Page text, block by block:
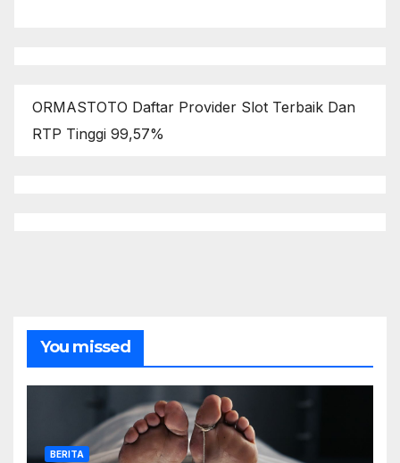
ORMASTOTO Daftar Provider Slot Terbaik Dan
RTP Tinggi 99,57%
You missed
BERITA